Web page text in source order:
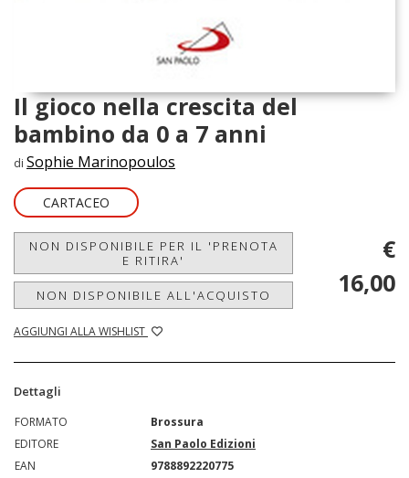
Il gioco nella crescita del
bambino da 0 a 7 anni
di Sophie Marinopoulos
CARTACEO
NON DISPONIBILE PER IL 'PRENOTA
E RITIRA'
NON DISPONIBILE ALL'ACQUISTO
AGGIUNGI ALLA WISHLIST
€
16,00
Dettagli
FORMATO
Brossura
EDITORE
San Paolo Edizioni
EAN
9788892220775